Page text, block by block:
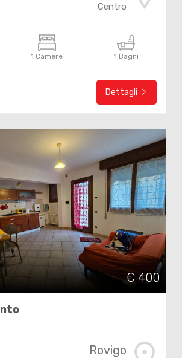
Centro
1 Camere 1 Bagni
Dettagli
€ 400
Rovigo